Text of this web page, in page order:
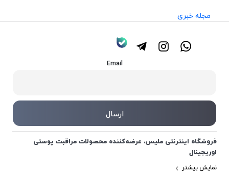
مجله خبری
Email
فروشگاه اینترنتی ملیس، عرضه‌کننده محصولات مراقبت پوستی
اوریجینال
نمایش بیشتر